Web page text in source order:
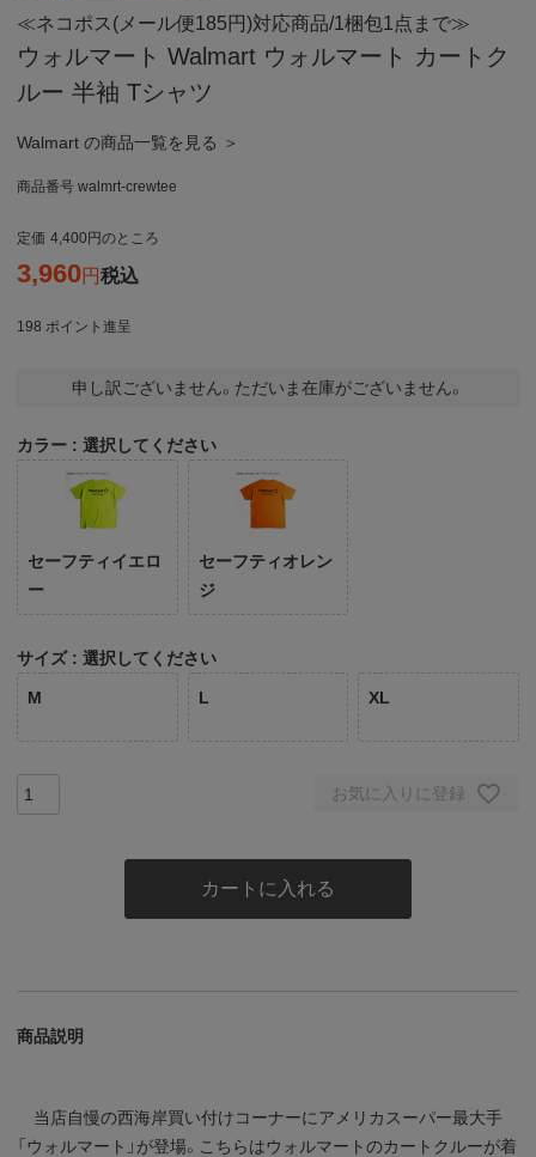
≪ネコポス(メール便185円)対応商品/1梱包1点まで≫
ウォルマート Walmart ウォルマート カートク
ルー 半袖 Tシャツ
Walmart の商品一覧を見る ＞
商品番号 walmrt-crewtee
定価 4,400 のところ
3,960 税込
198 ポイント進呈
申し訳ございません。ただいま在庫がございません。
カラー 選択してください
セーフティイエロ
ー
セーフティオレン
ジ
サイズ 選択してください
M L XL
お気に入りに登録
カートに入れる
商品説明
当店自慢の西海岸買い付けコーナーにアメリカスーパー最大手
「ウォルマート」が登場。こちらはウォルマートのカートクルーが着